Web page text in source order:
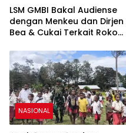
LSM GMBI Bakal Audiense
dengan Menkeu dan Dirjen
Bea & Cukai Terkait Rokok
dan Boss Manggo di Sultra
NASIONAL